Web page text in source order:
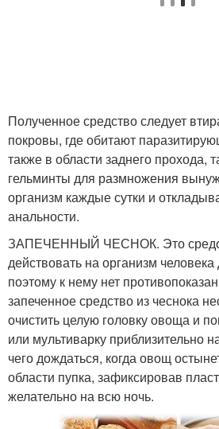
Полученное средство следует
покровы, где обитают
также в области заднего прохода,
гельминты для размножения
организм каждые сутки и
анальности.
ЗАПЕЧЕННЫЙ ЧЕСНОК. Это
действовать на организм человека
поэтому к нему нет
запеченное средство из чеснока
очистить целую головку овоща и
или мультиварку приблизительно
чего дождаться, когда овощ
области пупка, зафиксировав
желательно на всю ночь.